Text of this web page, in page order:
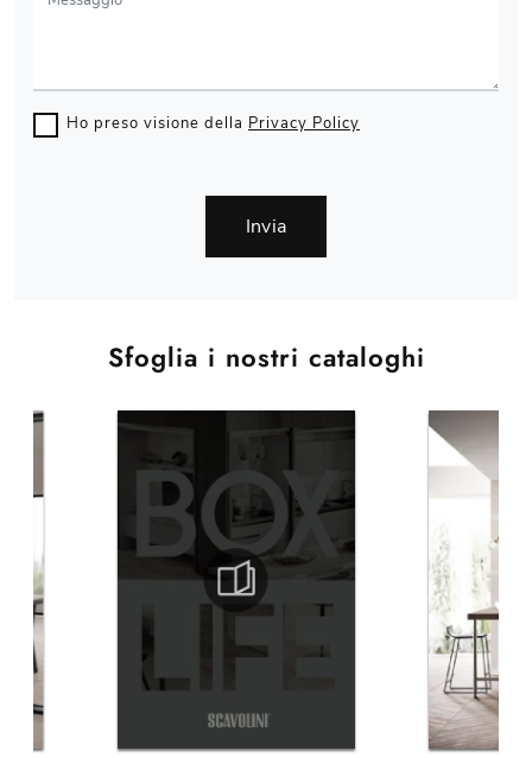
Sfoglia i nostri cataloghi
Ho preso visione della Privacy Policy
Invia